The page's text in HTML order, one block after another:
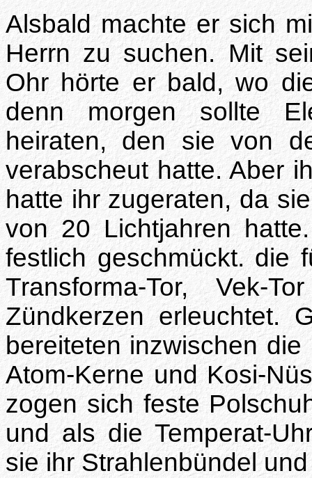
Alsbald machte er sich
Herrn zu suchen. Mit
Ohr hörte er bald, wo
denn morgen sollte
heiraten, den sie von
verabscheut hatte. Aber
hatte ihr zugeraten, da
von 20 Lichtjahren
festlich geschmückt. die
Transforma-Tor, Vek-
Zündkerzen erleuchtet.
bereiteten inzwischen
Atom-Kerne und Kosi-
zogen sich feste
und als die Temperat-
sie ihr Strahlenbündel